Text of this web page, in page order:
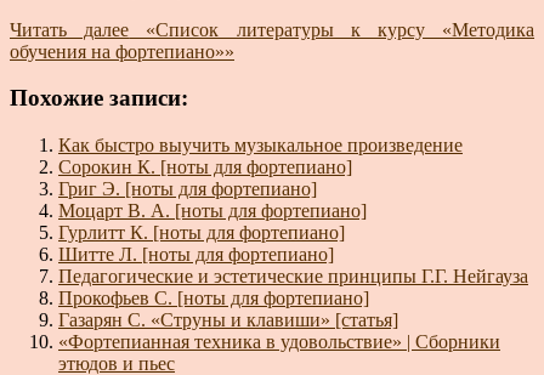
Читать далее «Список литературы к курсу «Методика
обучения на фортепиано»»
Похожие записи:
Как быстро выучить музыкальное произведение
Сорокин К. [ноты для фортепиано]
Григ Э. [ноты для фортепиано]
Моцарт В. А. [ноты для фортепиано]
Гурлитт К. [ноты для фортепиано]
Шитте Л. [ноты для фортепиано]
Педагогические и эстетические принципы Г.Г. Нейгауза
Прокофьев С. [ноты для фортепиано]
Газарян С. «Струны и клавиши» [статья]
«Фортепианная техника в удовольствие» | Сборники
этюдов и пьес